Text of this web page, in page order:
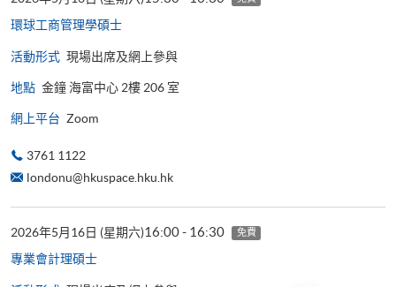
環球工商管理學​碩士
活動形式 現場出席及網上參與
地點 金鐘 海富中心 2樓 206 室
網上平台 Zoom
3761 1122
londonu@hkuspace.hku.hk
2026年5月16日 (星期六)16:00 - 16:30 免費
專業會計理碩士